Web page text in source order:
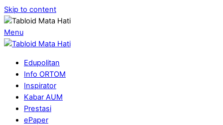
Skip to content
Menu
Edupolitan
Info ORTOM
Inspirator
Kabar AUM
Prestasi
ePaper